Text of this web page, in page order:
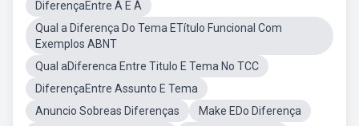
DiferençaEntre Á E À
Qual a Diferença Do Tema ETítulo Funcional Com
Exemplos ABNT
Qual aDiferenca Entre Titulo E Tema No TCC
DiferençaEntre Assunto E Tema
Anuncio Sobreas Diferenças
Make EDo Diferença